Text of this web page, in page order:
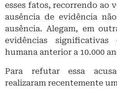
esses fatos, recorrendo ao
ausência de evidência
ausência. Alegam, em
evidências
humana anterior a 10.000
Para refutar essa
realizaram recentemente